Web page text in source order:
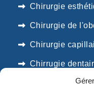
Chirurgie
Chirurgie de
Chirurgie
Chirrugie